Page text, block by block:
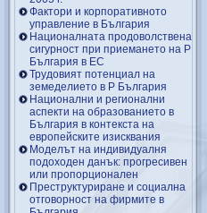
Фактори и корпоративното
управление в България
Националната продоволствена
сигурност при приемането на Р
България в ЕС
Трудовият потенциал на
земеделието в Р България
Национални и регионални
аспекти на образованието в
България в контекста на
европейските изисквания
Моделът на индивидуалня
подоходен данък: прогресивен
или пропорционален
Преструктуриране и социална
отговорност на фирмите в